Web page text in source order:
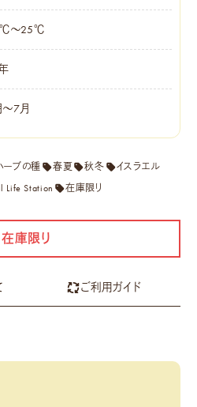
～25℃
7月
ーブの種 春夏 秋冬
イスラエル
Life Station 在庫限り
在庫限り
ご利用ガイド